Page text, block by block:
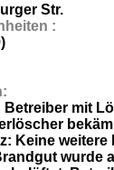
Str.
:
mit
Keine
wurde